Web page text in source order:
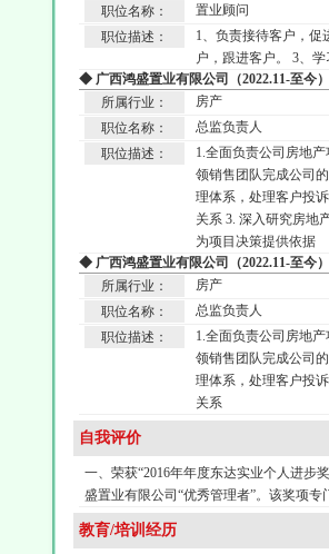
职位名称：
置业顾问
职位描述：
1、负责接待客户，促
户，跟进客户。 3、
◆ 广西鸿盛置业有限公司（2022.11-至今）
所属行业：
房产
职位名称：
总监负责人
职位描述：
1.全面负责公司房地
领销售团队完成公司
理体系，处理客户投
关系 3. 深入研究房地
为项目决策提供依据
◆ 广西鸿盛置业有限公司（2022.11-至今）
所属行业：
房产
职位名称：
总监负责人
职位描述：
1.全面负责公司房地
领销售团队完成公司
理体系，处理客户投
关系
自我评价
一、荣获“2016年年度东达实业个人进步
盛置业有限公司“优秀管理者”。该奖项
教育/培训经历